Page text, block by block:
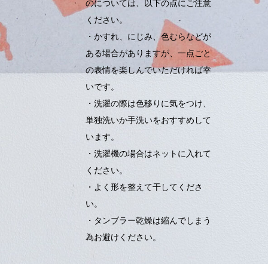
のについては、以下の点にご注意
ください。
・かすれ、にじみ、色むらなどが
ある場合がありますが、一点ごと
の表情を楽しんでいただければ幸
いです。
・洗濯の際は色移りに気をつけ、
単独洗いか手洗いをおすすめして
います。
・洗濯機の場合はネットに入れて
ください。
・よく形を整えて干してくださ
い。
・タンブラー乾燥は縮んでしまう
為お避けください。